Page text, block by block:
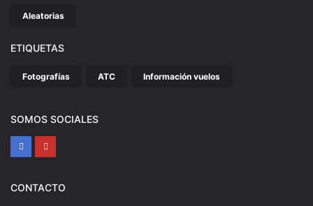
Aleatorias
ETIQUETAS
Fotografías ATC Información vuelos
SOMOS SOCIALES
CONTACTO